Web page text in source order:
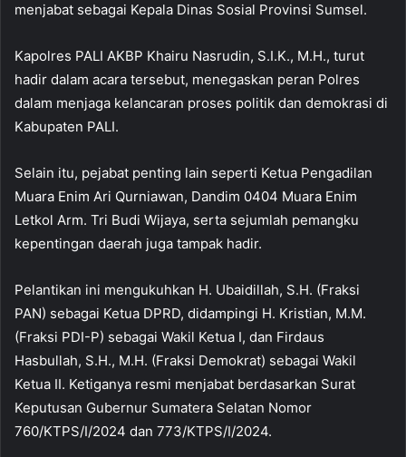
menjabat sebagai Kepala Dinas Sosial Provinsi Sumsel.
Kapolres PALI AKBP Khairu Nasrudin, S.I.K., M.H., turut
hadir dalam acara tersebut, menegaskan peran Polres
dalam menjaga kelancaran proses politik dan demokrasi di
Kabupaten PALI.
Selain itu, pejabat penting lain seperti Ketua Pengadilan
Muara Enim Ari Qurniawan, Dandim 0404 Muara Enim
Letkol Arm. Tri Budi Wijaya, serta sejumlah pemangku
kepentingan daerah juga tampak hadir.
Pelantikan ini mengukuhkan H. Ubaidillah, S.H. (Fraksi
PAN) sebagai Ketua DPRD, didampingi H. Kristian, M.M.
(Fraksi PDI-P) sebagai Wakil Ketua I, dan Firdaus
Hasbullah, S.H., M.H. (Fraksi Demokrat) sebagai Wakil
Ketua II. Ketiganya resmi menjabat berdasarkan Surat
Keputusan Gubernur Sumatera Selatan Nomor
760/KTPS/I/2024 dan 773/KTPS/I/2024.